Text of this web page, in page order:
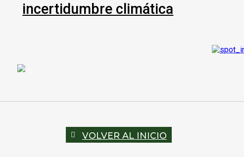
incertidumbre climática
VOLVER AL INICIO